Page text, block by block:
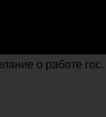
о работе гос.